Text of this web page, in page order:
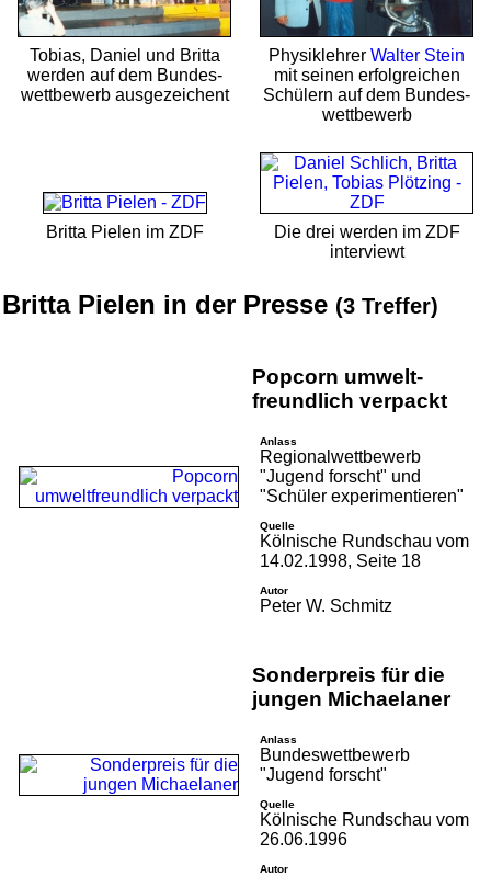
Tobias, Daniel und Britta
werden auf dem Bundes­
wett­bewerb ausgezeichent
Physik­lehrer Walter Stein
mit seinen erfolgreichen
Schülern auf dem Bundes­
wett­bewerb
Britta Pielen im ZDF
Die drei werden im ZDF
interviewt
Britta Pielen in der Presse (3 Treffer)
Popcorn umwelt­
freundlich verpackt
Anlass
Regional­wett­bewerb
"Jugend forscht" und
"Schüler expe­ri­men­tieren"
Quelle
Kölnische Rundschau vom
14.02.1998, Seite 18
Autor
Peter W. Schmitz
Sonder­preis für die
jungen Michaelaner
Anlass
Bundes­wett­bewerb
"Jugend forscht"
Quelle
Kölnische Rundschau vom
26.06.1996
Autor